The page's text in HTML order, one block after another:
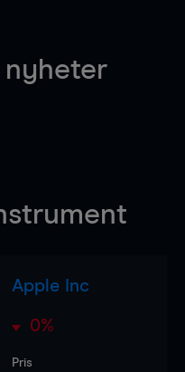
nyheter
Apple Inc
0%
Pris